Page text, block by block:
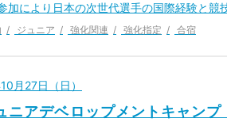
加により日本の次世代選手の国際経験と
ジュニア 強化関連 強化指定 合宿
月27日（日）
ニアデベロップメントキャン